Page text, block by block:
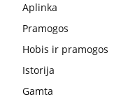
Aplinka
Pramogos
Hobis ir pramogos
Istorija
Gamta